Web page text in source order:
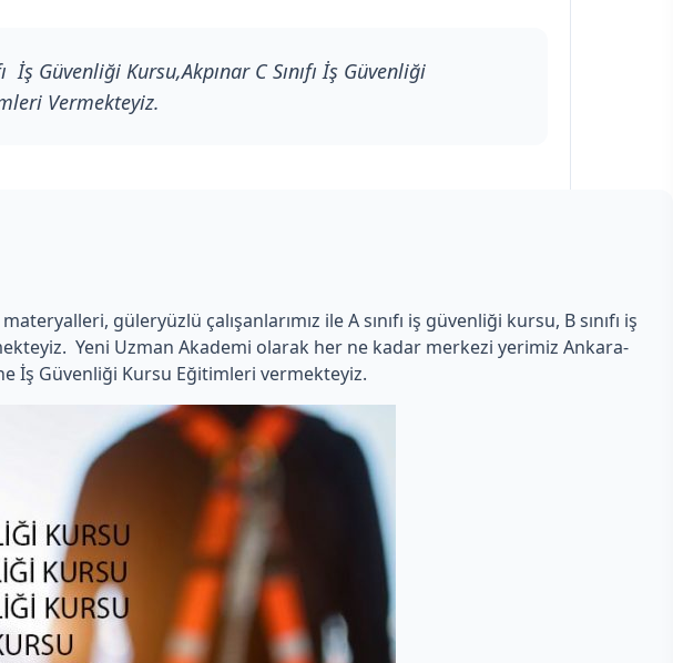
İş Güvenliği Kursu,Akpınar C Sınıfı İş Güvenliği
Vermekteyiz.
güleryüzlü çalışanlarımız ile A sınıfı iş güvenliği kursu, B sınıfı iş
Yeni Uzman Akademi olarak her ne kadar merkezi yerimiz Ankara-
İş Güvenliği Kursu Eğitimleri vermekteyiz.